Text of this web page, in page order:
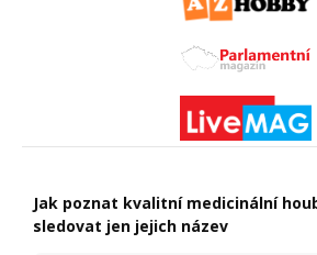
Jak poznat kvalitní medicinální
sledovat jen jejich název